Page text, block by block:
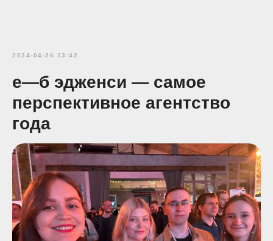
2024-04-26 13:42
е—б эдженси — самое
перспективное агентство
года